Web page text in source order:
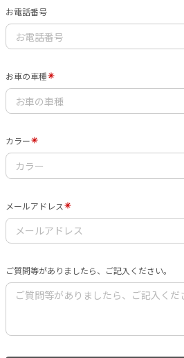
お電話番号
お車の車種
カラー
メールアドレス
ご質問等がありましたら、ご記入ください。